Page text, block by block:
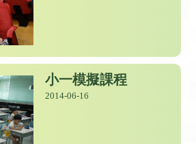
小一模擬課程
2014-06-16